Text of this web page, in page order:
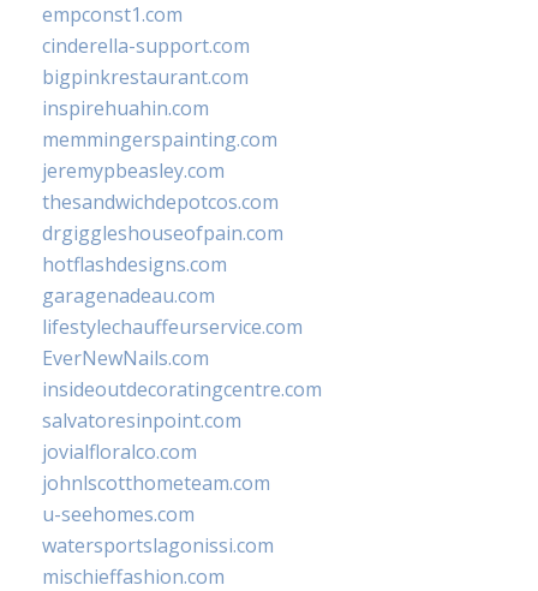
empconst1.com
cinderella-support.com
bigpinkrestaurant.com
inspirehuahin.com
memmingerspainting.com
jeremypbeasley.com
thesandwichdepotcos.com
drgiggleshouseofpain.com
hotflashdesigns.com
garagenadeau.com
lifestylechauffeurservice.com
EverNewNails.com
insideoutdecoratingcentre.com
salvatoresinpoint.com
jovialfloralco.com
johnlscotthometeam.com
u-seehomes.com
watersportslagonissi.com
mischieffashion.com